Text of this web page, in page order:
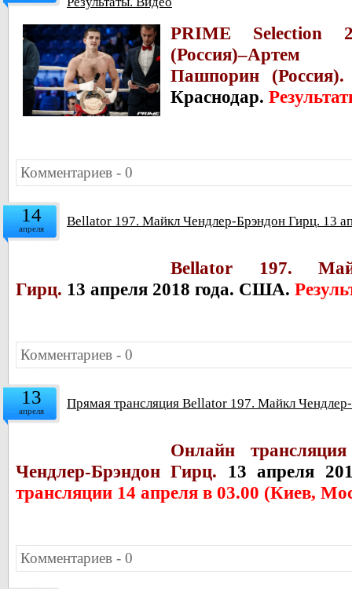
PRIME Selection
(Россия)–
Пашпорин (Россия).
Краснодар.
Комментариев - 0
14
апреля Bellator 197. Майкл Чендлер-Брэндон Гирц. 13
Bellator 197.
Гирц. 13 апреля 2018 года. США.
Комментариев - 0
13
апреля Прямая трансляция Bellator 197. Майкл
Онлайн
Чендлер-Брэндон Гирц. 13 апреля
трансляции 14 апреля в 03.00 (Киев,
Комментариев - 0